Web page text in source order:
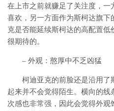
在上市之前就赚足了关注度，一
喜欢，另一方面作为斯柯达旗下
克是否能延续斯柯达的高配置
很期待的。
– 外观：憨厚中不乏凶猛
柯迪亚克的前脸还是沿用了
起来并不会觉得陌生。横向的
次感也非常强，因此会觉得外